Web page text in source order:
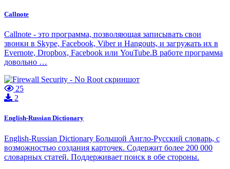
Callnote
Callnote - это программа, позволяющая записывать свои
звонки в Skype, Facebook, Viber и Hangouts, и загружать их в
Evernote, Dropbox, Facebook или YouTube.В работе программа
довольно …
25
2
English-Russian Dictionary
English-Russian Dictionary Большой Англо-Русский словарь, с
возможностью создания карточек. Содержит более 200 000
словарных статей. Поддерживает поиск в обе стороны.